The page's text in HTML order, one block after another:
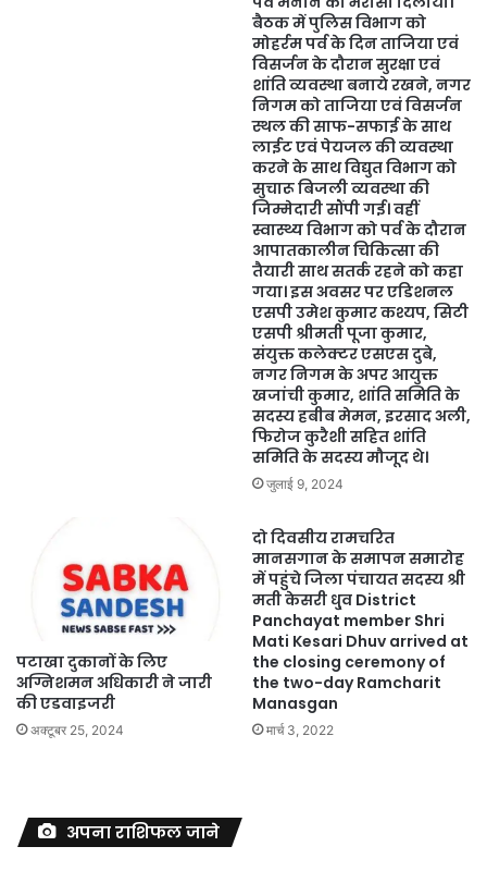
बैठक में पुलिस विभाग को
मोहर्रम पर्व के दिन ताजिया एवं
विसर्जन के दौरान सुरक्षा एवं
शांति व्यवस्था बनाये रखने, नगर
निगम को ताजिया एवं विसर्जन
स्थल की साफ-सफाई के साथ
लाईट एवं पेयजल की व्यवस्था
करने के साथ विद्युत विभाग को
सुचारू बिजली व्यवस्था की
जिम्मेदारी सौंपी गई। वहीं
स्वास्थ्य विभाग को पर्व के दौरान
आपातकालीन चिकित्सा की
तैयारी साथ सतर्क रहने को कहा
गया। इस अवसर पर एडिशनल
एसपी उमेश कुमार कश्यप, सिटी
एसपी श्रीमती पूजा कुमार,
संयुक्त कलेक्टर एसएस दुबे,
नगर निगम के अपर आयुक्त
खजांची कुमार, शांति समिति के
सदस्य हबीब मेमन, इरसाद अली,
फिरोज कुरैशी सहित शांति
समिति के सदस्य मौजूद थे।
जुलाई 9, 2024
पटाखा दुकानों के लिए
अग्निशमन अधिकारी ने जारी
की एडवाइजरी
अक्टूबर 25, 2024
दो दिवसीय रामचरित
मानसगान के समापन समारोह
में पहुंचे जिला पंचायत सदस्य श्री
मती केसरी धु्व District
Panchayat member Shri
Mati Kesari Dhuv arrived at
the closing ceremony of
the two-day Ramcharit
Manasgan
मार्च 3, 2022
अपना राशिफल जाने